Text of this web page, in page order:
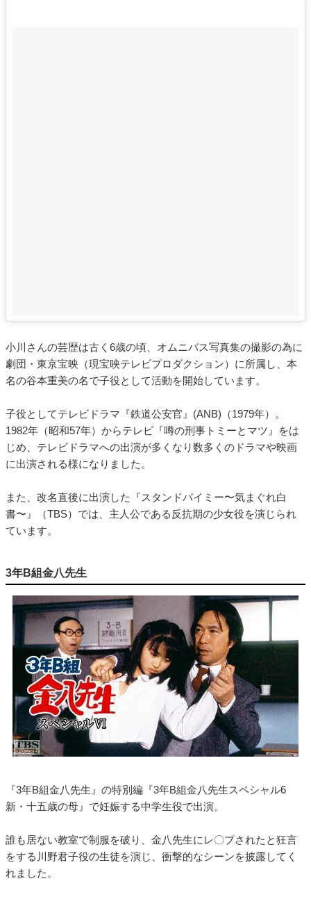
小川さんの芸歴は古く6歳の頃、オムニバス写真集の撮影の為に
劇団・東京宝映（現宝映テレビプロダクション）に所属し、本
名の谷本重美の名で子役として活動を開始しています。
子役としてテレビドラマ『鉄道公安官』(ANB)（1979年）。
1982年（昭和57年）からテレビ『噂の刑事トミーとマツ』をは
じめ、テレビドラマへの出演が多くなり数多くのドラマや映画
に出演される様になりました。
また、改名直後に出演した『スタンドバイミー〜気まぐれ白
書〜』（TBS）では、主人公である反抗期の少女役を演じられ
ています。
3年B組金八先生
『3年B組金八先生』の特別編『3年B組金八先生スペシャル6
新・十五歳の母』で妊娠する中学生役で出演。
誰も居ない教室で制服を破り、金八先生にレ〇プされたと狂言
をする川野君子役の生徒を演じ、衝撃的なシーンを披露してく
れました。